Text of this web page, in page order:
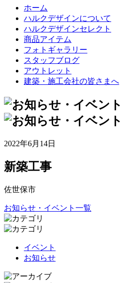
ホーム
ハルクデザインについて
ハルクデザインセレクト
商品アイテム
フォトギャラリー
スタッフブログ
アウトレット
建築・施工会社の皆さまへ
2022年6月14日
新築工事
佐世保市
お知らせ・イベント一覧
イベント
お知らせ